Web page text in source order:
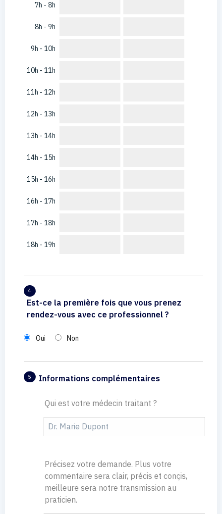
7h - 8h
8h - 9h
9h - 10h
10h - 11h
11h - 12h
12h - 13h
13h - 14h
14h - 15h
15h - 16h
16h - 17h
17h - 18h
18h - 19h
4
Est-ce la première fois que vous prenez
rendez-vous avec ce professionnel ?
Oui Non
5 Informations complémentaires
Qui est votre médecin traitant ?
Précisez votre demande. Plus votre
commentaire sera clair, précis et conçis,
meilleure sera notre transmission au
praticien.